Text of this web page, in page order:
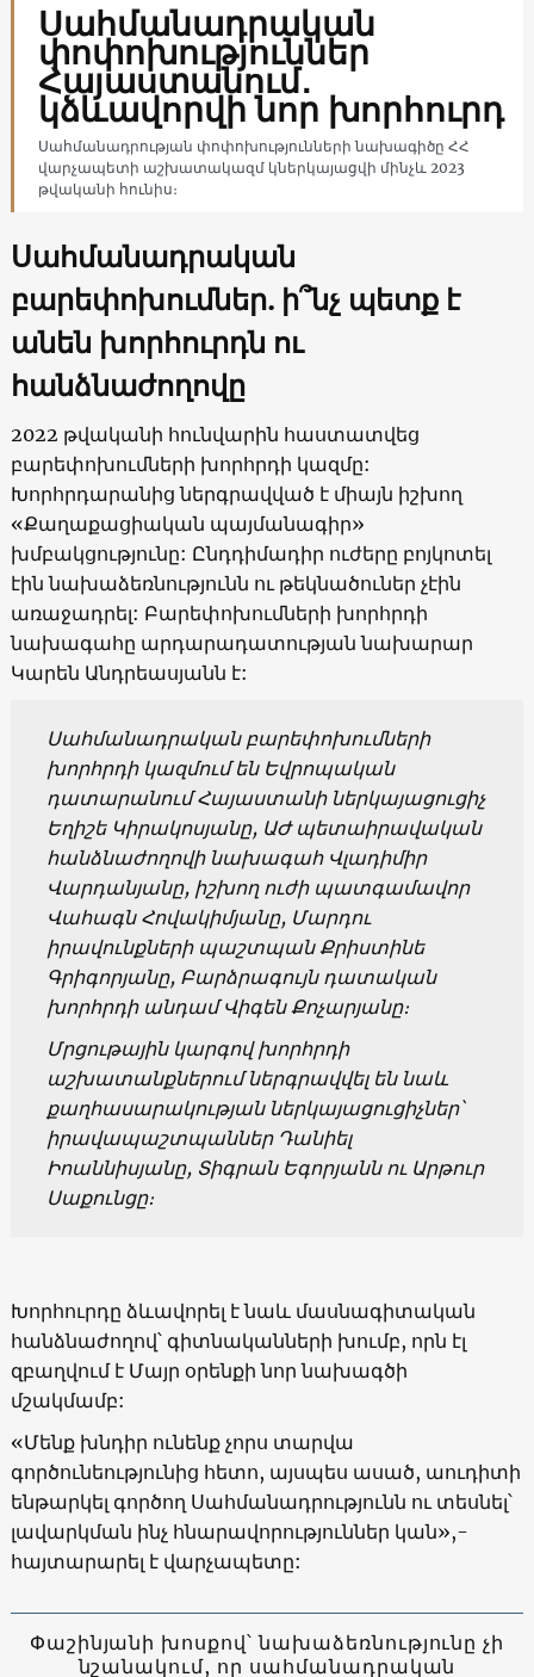
Սահմանադրական
փոփոխություններ
Հայաստանում․
կձևավորվի նոր խորհուրդ
Սահմանադրության փոփոխությունների նախագիծը ՀՀ
վարչապետի աշխատակազմ կներկայացվի մինչև 2023
թվականի հունիս։
Սահմանադրական
բարեփոխումներ. ի՞նչ պետք է
անեն խորհուրդն ու
հանձնաժողովը
2022 թվականի հունվարին հաստատվեց
բարեփոխումների խորհրդի կազմը:
Խորհրդարանից ներգրավված է միայն իշխող
«Քաղաքացիական պայմանագիր»
խմբակցությունը: Ընդդիմադիր ուժերը բոյկոտել
էին նախաձեռնությունն ու թեկնածուներ չէին
առաջադրել: Բարեփոխումների խորհրդի
նախագահը արդարադատության նախարար
Կարեն Անդրեասյանն է:
Սահմանադրական բարեփոխումների
խորհրդի կազմում են Եվրոպական
դատարանում Հայաստանի ներկայացուցիչ
Եղիշե Կիրակոսյանը, ԱԺ պետաիրավական
հանձնաժողովի նախագահ Վլադիմիր
Վարդանյանը, իշխող ուժիպատգամավոր
Վահագն Հովակիմյանը, Մարդու
իրավունքների պաշտպան Քրիստինե
Գրիգորյանը, Բարձրագույն դատական
խորհրդի անդամ Վիգեն Քոչարյանը։
Մրցութային կարգով խորհրդի
աշխատանքներում ներգրավվել են նաև
քաղհասարակության ներկայացուցիչներ՝
իրավապաշտպաններ Դանիել
Իոաննիսյանը, Տիգրան Եգորյանն ու Արթուր
Սաքունցը։
Խորհուրդը ձևավորել է նաև մասնագիտական
հանձնաժողով՝ գիտնականների խումբ, որն էլ
զբաղվում է Մայր օրենքի նոր նախագծի
մշակմամբ:
«Մենք խնդիր ունենք չորս տարվա
գործունեությունից հետո, այսպես ասած, աուդիտի
ենթարկել գործող Սահմանադրությունն ու տեսնել՝
լավարկման ինչ հնարավորություններ կան»,-
հայտարարել է վարչապետը:
Փաշինյանի խոսքով՝ նախաձեռնությունը չի
նշանակում, որ սահմանադրական